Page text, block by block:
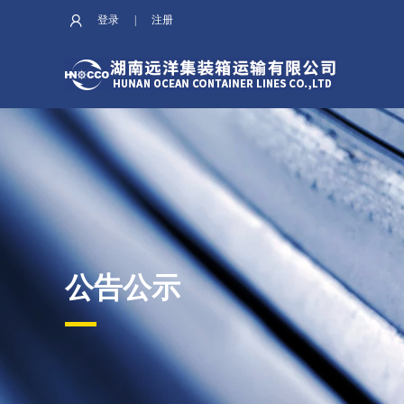
登录 注册
公告公示